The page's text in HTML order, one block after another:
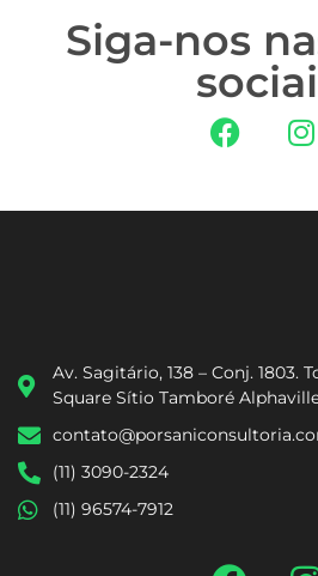
Siga-nos
Av. Sagitário, 138 – Conj. 1803.
Square Sítio Tamboré
(11) 3090-2324
(11) 96574-7912